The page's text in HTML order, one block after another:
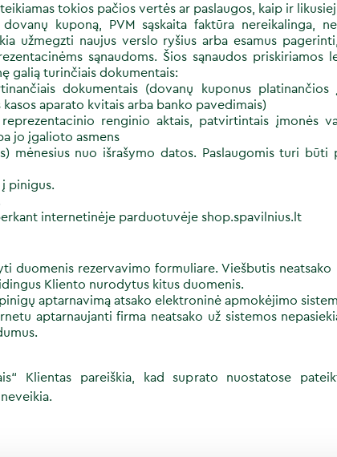
tokios pačios vertės ar paslaugos, kaip ir
dovanų kuponą, PVM sąskaita faktūra nereikalinga,
užmegzti naujus verslo ryšius arba esamus
sąnaudoms. Šios sąnaudos priskiriamos
galią turinčiais dokumentais:
dokumentais (dovanų kuponus
aparato kvitais arba banko pavedimais)
reprezentacinio renginio aktais, patvirtintais įmonės
jo įgalioto asmens
mėnesius nuo išrašymo datos.
Paslaugomis turi būti
į pinigus.
internetinėje parduotuvėje shop.spavilnius.lt
duomenis rezervavimo formuliare. Viešbutis
Kliento nurodytus kitus duomenis.
aptarnavimą atsako elektroninė apmokėjimo
aptarnaujanti firma neatsako už sistemos
Klientas pareiškia, kad suprato nuostatose